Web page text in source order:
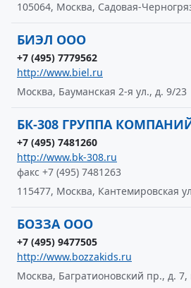
105064, Москва, Садовая-
БИЭЛ ООО
+7 (495) 7779562
http://www.biel.ru
Москва, Бауманская 2-я ул., д. 9/23
БК-308 ГРУППА
+7 (495) 7481260
http://www.bk-308.ru
факс +7 (495) 7481263
115477, Москва, Кантемировская
БОЗЗА ООО
+7 (495) 9477505
http://www.bozzakids.ru
Москва, Багратионовский пр., д. 7,